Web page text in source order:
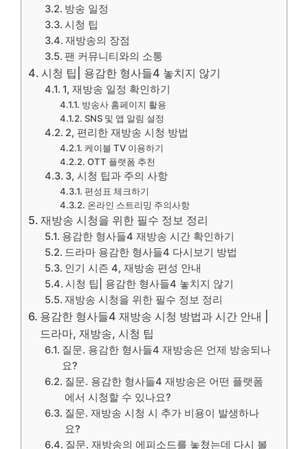
방송 일정
시청 팁
재방송의 장점
팬 커뮤니티와의 소통
시청 팁| 용감한 형사들4 놓치지 않기
1, 재방송 일정 확인하기
방송사 홈페이지 활용
SNS 및 앱 알림 설정
2, 편리한 재방송 시청 방법
케이블 TV 이용하기
OTT 플랫폼 추천
3, 시청 팁과 주의 사항
편성표 체크하기
온라인 스트리밍 주의사항
재방송 시청을 위한 필수 정보 정리
용감한 형사들4 재방송 시간 확인하기
드라마 용감한 형사들4 다시보기 방법
인기 시즌 4, 재방송 편성 안내
시청 팁| 용감한 형사들4 놓치지 않기
재방송 시청을 위한 필수 정보 정리
용감한 형사들4 재방송 시청 방법과 시간 안내 |
드라마, 재방송, 시청 팁
질문. 용감한 형사들4 재방송은 언제 방송되나
요?
질문. 용감한 형사들4 재방송은 어떤 플랫폼
에서 시청할 수 있나요?
질문. 재방송 시청 시 추가 비용이 발생하나
요?
질문. 재방송의 에피소드를 놓쳤는데 다시 볼